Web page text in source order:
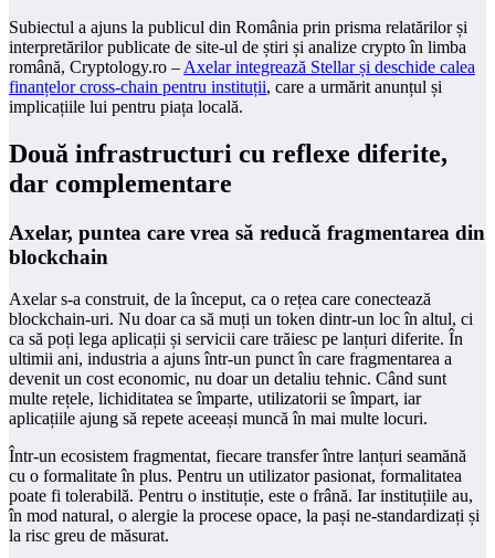
Subiectul a ajuns la publicul din România prin prisma relatărilor și
interpretărilor publicate de site-ul de știri și analize crypto în limba
română, Cryptology.ro – Axelar integrează Stellar și deschide calea
finanțelor cross-chain pentru instituții, care a urmărit anunțul și
implicațiile lui pentru piața locală.
Două infrastructuri cu reflexe diferite,
dar complementare
Axelar, puntea care vrea să reducă fragmentarea din
blockchain
Axelar s-a construit, de la început, ca o rețea care conectează
blockchain-uri. Nu doar ca să muți un token dintr-un loc în altul, ci
ca să poți lega aplicații și servicii care trăiesc pe lanțuri diferite. În
ultimii ani, industria a ajuns într-un punct în care fragmentarea a
devenit un cost economic, nu doar un detaliu tehnic. Când sunt
multe rețele, lichiditatea se împarte, utilizatorii se împart, iar
aplicațiile ajung să repete aceeași muncă în mai multe locuri.
Într-un ecosistem fragmentat, fiecare transfer între lanțuri seamănă
cu o formalitate în plus. Pentru un utilizator pasionat, formalitatea
poate fi tolerabilă. Pentru o instituție, este o frână. Iar instituțiile au,
în mod natural, o alergie la procese opace, la pași ne-standardizați și
la risc greu de măsurat.